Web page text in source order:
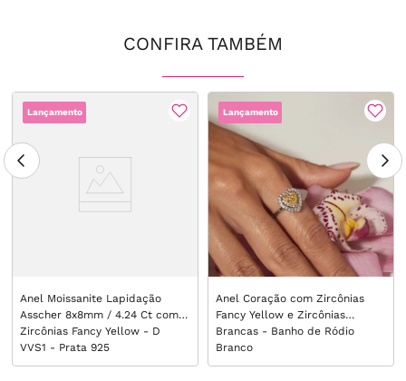
CONFIRA TAMBÉM
Lançamento
Anel Moissanite Lapidação
Asscher 8x8mm / 4.24 Ct com
Zircônias Fancy Yellow - D
VVS1 - Prata 925
Lançamento
Anel Coração com Zircônias
Fancy Yellow e Zircônias
Brancas - Banho de Ródio
Branco